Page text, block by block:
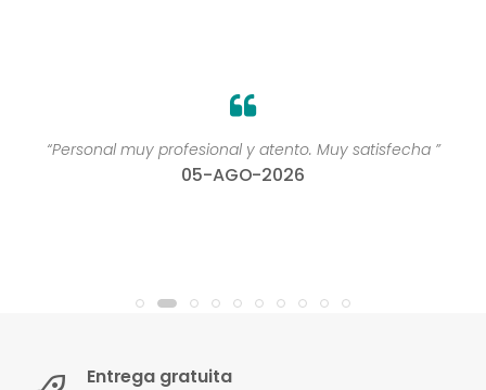
“Personal muy profesional y atento. Muy satisfecha ”
05-AGO-2026
Entrega gratuita